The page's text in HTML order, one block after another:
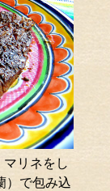
リネをし
）で包み込